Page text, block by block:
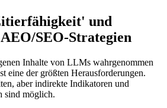
und
SEO-Strategien
Inhalte von LLMs wahrgenommen
eine der größten Herausforderungen.
aber indirekte Indikatoren und
sind möglich.